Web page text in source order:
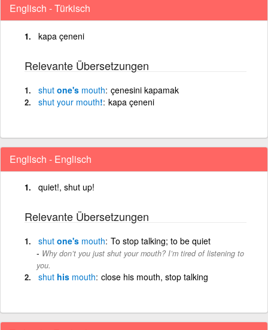
Englisch - Türkisch
kapa çeneni
Relevante Übersetzungen
shut one's mouth çenesini kapamak
shut your mouth! kapa çeneni
Englisch - Englisch
quiet!, shut up!
Relevante Übersetzungen
shut one's mouth To stop talking; to be quiet
Why don’t you just shut your mouth? I’m tired of listening to
you.
shut his mouth close his mouth, stop talking